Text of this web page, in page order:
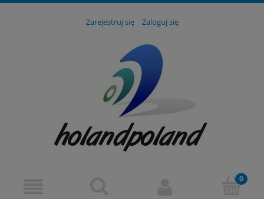
Zarejestruj się Zaloguj się